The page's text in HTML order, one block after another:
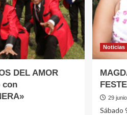
DEL AMOR
con
Noticias
29
Sábado